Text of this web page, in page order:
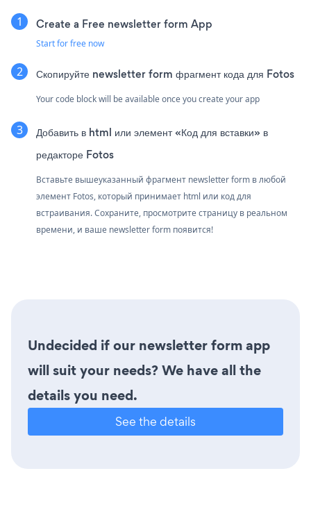
Create a Free newsletter form App
Start for free now
Скопируйте newsletter form фрагмент кода для Fotos
Your code block will be available once you create your app
Добавить в html или элемент «Код для вставки» в
редакторе Fotos
Вставьте вышеуказанный фрагмент newsletter form в любой
элемент Fotos, который принимает html или код для
встраивания. Сохраните, просмотрите страницу в реальном
времени, и ваше newsletter form появится!
Undecided if our newsletter form app
will suit your needs? We have all the
details you need.
See the details